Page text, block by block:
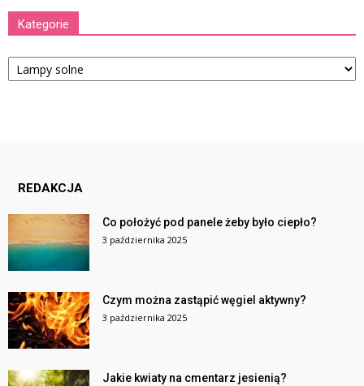
Kategorie
Kategorie
REDAKCJA
Co położyć pod panele żeby było ciepło?
3 października 2025
Czym można zastąpić węgiel aktywny?
3 października 2025
Jakie kwiaty na cmentarz jesienią?